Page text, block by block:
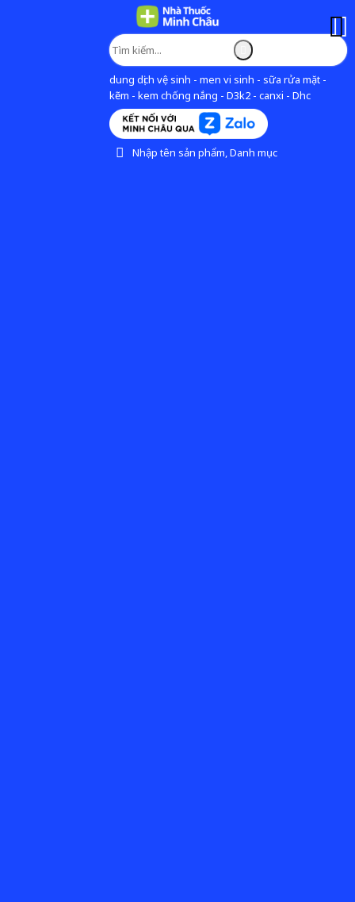
dung dịch vệ sinh - men vi sinh - sữa rửa mặt -
kẽm - kem chống nắng - D3k2 - canxi - Dhc
Nhập tên sản phẩm, Danh mục